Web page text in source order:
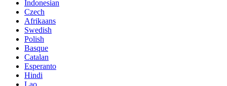
Indonesian
Czech
Afrikaans
Swedish
Polish
Basque
Catalan
Esperanto
Hindi